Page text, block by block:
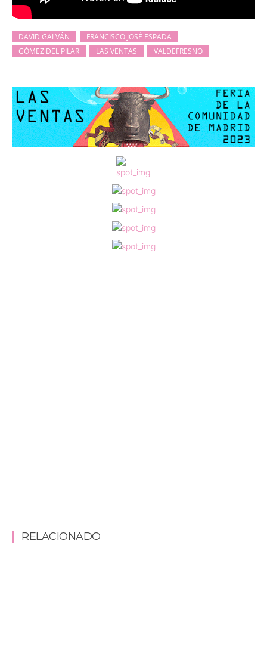
DAVID GALVÁN
FRANCISCO JOSÉ ESPADA
GÓMEZ DEL PILAR
LAS VENTAS VALDEFRESNO
RELACIONADO